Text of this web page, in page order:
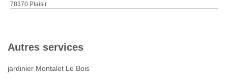
78370 Plaisir
Autres services
jardinier Montalet Le Bois